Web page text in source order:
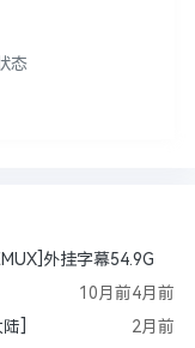
态
外挂字幕54.9G
4月前
10月前
]
2月前